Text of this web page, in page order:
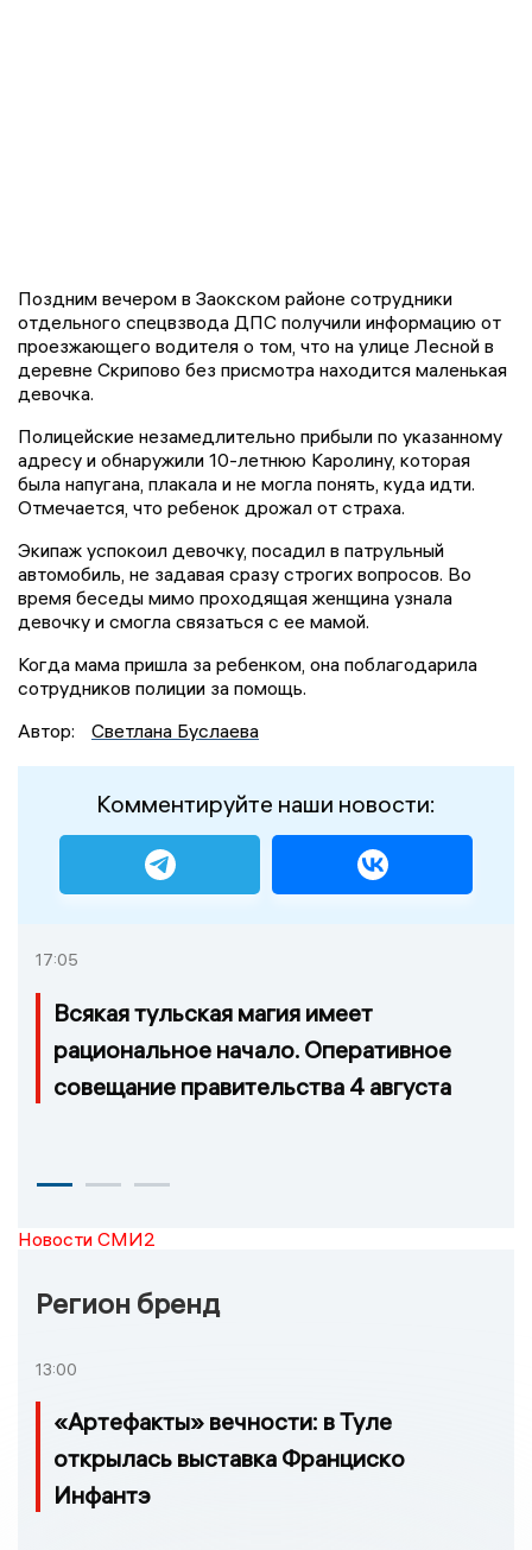
Поздним вечером в Заокском районе сотрудники
отдельного спецвзвода ДПС получили информацию от
проезжающего водителя о том, что на улице Лесной в
деревне Скрипово без присмотра находится маленькая
девочка.
Полицейские незамедлительно прибыли по указанному
адресу и обнаружили 10-летнюю Каролину, которая
была напугана, плакала и не могла понять, куда идти.
Отмечается, что ребенок дрожал от страха.
Экипаж успокоил девочку, посадил в патрульный
автомобиль, не задавая сразу строгих вопросов. Во
время беседы мимо проходящая женщина узнала
девочку и смогла связаться с ее мамой.
Когда мама пришла за ребенком, она поблагодарила
сотрудников полиции за помощь.
Автор:
Светлана Буслаева
Комментируйте наши новости:
17:05
Всякая тульская магия имеет
рациональное начало. Оперативное
совещание правительства 4 августа
Новости СМИ2
Регион бренд
13:00
«Артефакты» вечности: в Туле
открылась выставка Франциско
Инфантэ